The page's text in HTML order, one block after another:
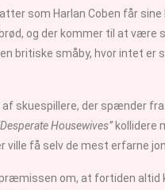
som Harlan Coben får
og der kommer til at være
britiske småby, hvor intet er
skuespillere, der spænder
Housewives”kollidere
ville få selv de mest erfarne
om, at fortiden